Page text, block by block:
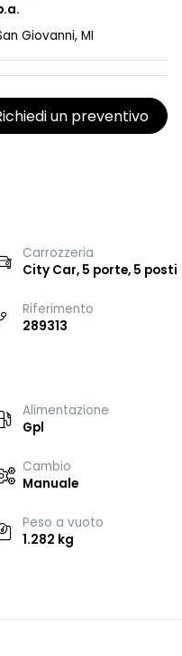
Giovanni, MI
un preventivo
Carrozzeria
City Car, 5 porte, 5 posti
Riferimento
289313
Alimentazione
Gpl
Cambio
Manuale
Peso a vuoto
1.282 kg